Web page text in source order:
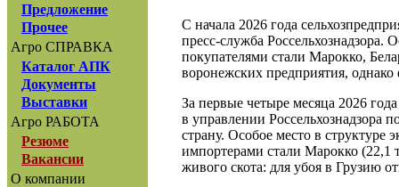
Предложение
Прочее
Агро СПРАВКА
Каталог АПК
Документы
Выставки
Агро РАБОТА
Резюме
Вакансии
О компании
С начала 2026 года
пресс-служба
покупателями стали Марокко,
воронежских предприятия, однако
За первые четыре месяца 2026
в управлении Россельхознадзора
страну. Особое место в
импортерами стали Марокко (22,1
живого скота: для убоя в Грузию